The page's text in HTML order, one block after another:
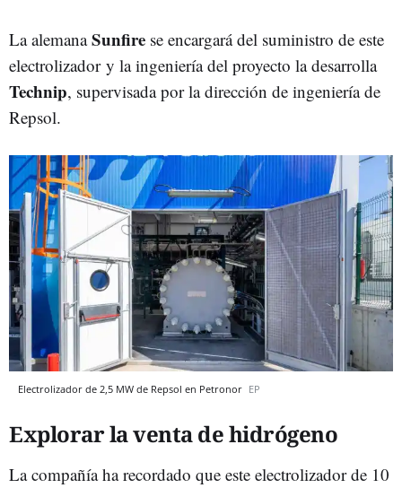
La alemanaSunfire se encargará del suministro de este
electrolizador y la ingeniería del proyecto la desarrolla
Technip, supervisada por la dirección de ingeniería de
Repsol.
Electrolizador de 2,5 MW de Repsol en Petronor EP
Explorar la venta de hidrógeno
La compañía ha recordado que este electrolizador de 10